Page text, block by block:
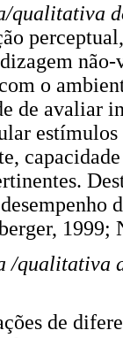
qualitativa
o
de avaliar
1999;
/qualitativa
de